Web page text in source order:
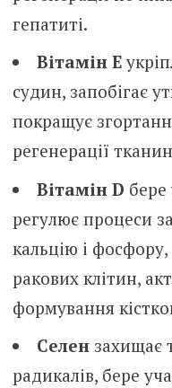
гепатиті.
Вітамін Е
судин, запобігає
покращує
регенерації
Вітамін D бере
регулює процеси
кальцію і
ракових клітин,
формування
Селензахищає
радикалів, бере